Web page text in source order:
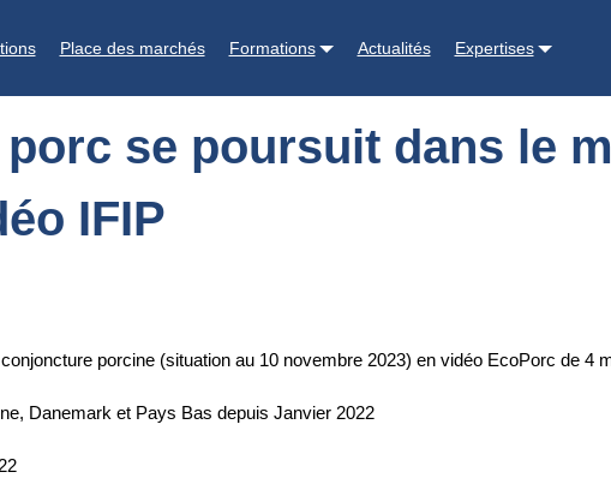
Place des marchés Formations Actualités Expertises
se poursuit dans le
IFIP
porcine (situation au 10 novembre 2023) en vidéo EcoPorc de 4
Danemark et Pays Bas depuis Janvier 2022